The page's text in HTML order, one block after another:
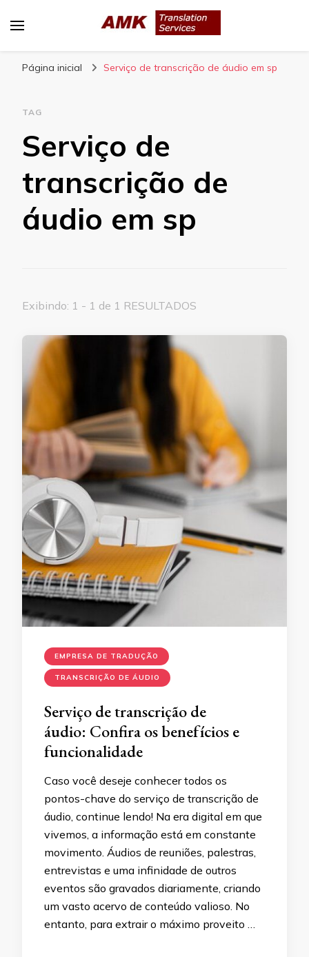
livre, tradução técnica, interpretação
Página inicial Serviço de transcrição de áudio em sp
TAG
Serviço de
transcrição de
áudio em sp
Exibindo: 1 - 1 de 1 RESULTADOS
EMPRESA DE TRADUÇÃO
TRANSCRIÇÃO DE ÁUDIO
Serviço de transcrição de
áudio: Confira os benefícios e
funcionalidade
Caso você deseje conhecer todos os
pontos-chave do serviço de transcrição de
áudio, continue lendo! Na era digital em que
vivemos, a informação está em constante
movimento. Áudios de reuniões, palestras,
entrevistas e uma infinidade de outros
eventos são gravados diariamente, criando
um vasto acervo de conteúdo valioso. No
entanto, para extrair o máximo proveito …